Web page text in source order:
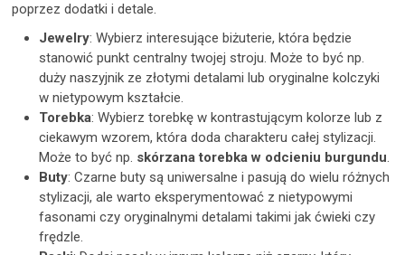
poprzez dodatki i detale.
Jewelry: Wybierz interesujące biżuterie, która będzie
stanowić punkt centralny twojej stroju. Może to być np.
duży naszyjnik ze złotymi detalami lub oryginalne kolczyki
w nietypowym kształcie.
Torebka: Wybierz torebkę w kontrastującym kolorze lub z
ciekawym wzorem, która doda charakteru całej stylizacji.
Może to być np. skórzana torebka w odcieniu burgundu.
Buty: Czarne buty są uniwersalne i pasują do wielu różnych
stylizacji, ale warto eksperymentować z nietypowymi
fasonami czy oryginalnymi detalami takimi jak ćwieki czy
frędzle.